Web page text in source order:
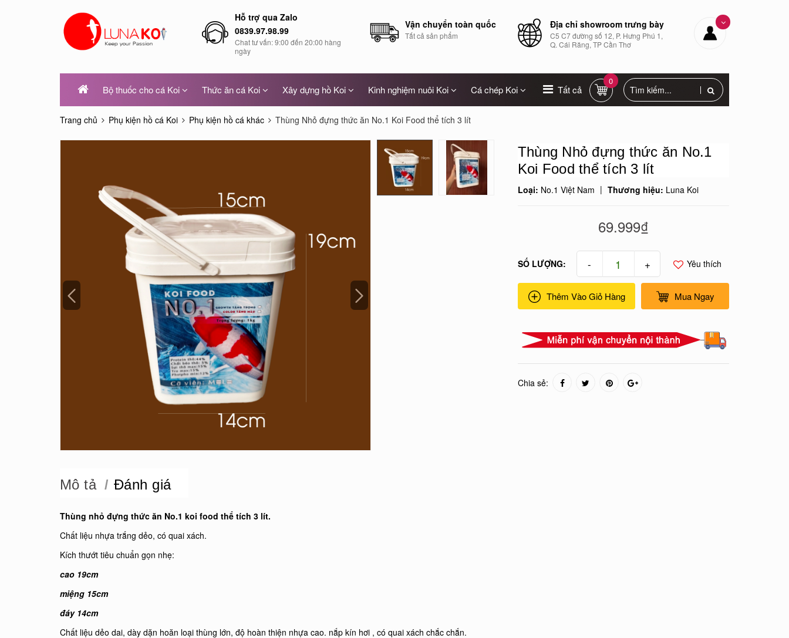
Địa chỉ showroom trưng bày
C5 C7 đường số 12, P. Hưng Phú 1,
Q. Cái Răng, TP Cần Thơ
Vận chuyển toàn quốc
Tất cả sản phẩm
Hỗ trợ qua Zalo
0839.97.98.99
Chat tư vấn: 9:00 đến 20:00 hàng
ngày
Bộ thuốc cho cá Koi Thức ăn cá Koi Xây dựng hồ Koi Kinh nghiệm nuôi Koi Cá chép Koi Tất cả
0
Trang chủ Phụ kiện hồ cá Koi Phụ kiện hồ cá khác Thùng Nhỏ đựng thức ăn No.1 Koi Food thể tích 3 lít
Thùng Nhỏ đựng thức ăn No.1
Koi Food thể tích 3 lít
Loại: No.1 Việt Nam | Thương hiệu: Luna Koi
69.999₫
SỐ LƯỢNG: - + Yêu thích
Thêm Vào Giỏ Hàng Mua Ngay
Chia sẻ:
Mô tả Đánh giá
Thùng nhỏ đựng thức ăn No.1 koi food thể tích 3 lít.
Chất liệu nhựa trắng dẻo, có quai xách.
Kích thướt tiêu chuẩn gọn nhẹ:
cao 19cm
miệng 15cm
đáy 14cm
Chất liệu dẻo dai, dày dặn hoăn loại thùng lớn, độ hoàn thiện nhựa cao. nắp kín hơi , có quai xách chắc chắn.